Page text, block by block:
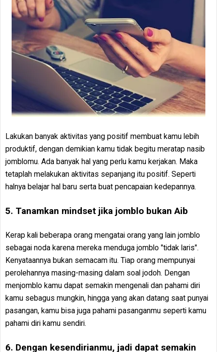
Lakukan banyak aktivitas yang positif membuat kamu lebih
produktif, dengan demikian kamu tidak begitu meratap nasib
jomblomu. Ada banyak hal yang perlu kamu kerjakan. Maka
tetaplah melakukan aktivitas sepanjang itu positif. Seperti
halnya belajar hal baru serta buat pencapaian kedepannya.
5. Tanamkan mindset jika jomblo bukan Aib
Kerap kali beberapa orang mengatai orang yang lain jomblo
sebagai noda karena mereka menduga jomblo "tidak laris".
Kenyataannya bukan semacam itu. Tiap orang mempunyai
perolehannya masing-masing dalam soal jodoh. Dengan
menjomblo kamu dapat semakin mengenali dan pahami diri
kamu sebagus mungkin, hingga yang akan datang saat punyai
pasangan, kamu bisa juga pahami pasanganmu seperti kamu
pahami diri kamu sendiri.
6. Dengan kesendirianmu, jadi dapat semakin